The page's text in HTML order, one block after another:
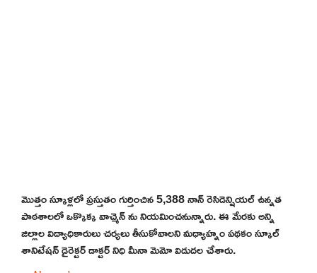
మొత్తం స్కూళ్లలో ప్రస్తుతం గుర్తించిన 5,388 నాన్ రెసిడెన్షియల్ ఉన్నత
పాఠశాలలో ఒక్కొక్క వాచ్మెన్ ను నియమించనున్నారు. ఈ మేరకు అన్ని
జిల్లాల విద్యాధికారులు చర్యలు తీసుకోవాలని మధ్యాహ్నం పథకం స్కూల్
శానిటేషన్ డైరెక్టర్ డాక్టర్ నిధి మీనా మెమో విడుదల చేశారు.